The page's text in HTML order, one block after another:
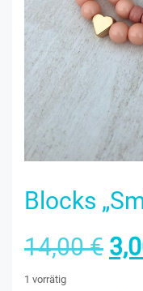
Blocks
14,00€
1 vorrätig